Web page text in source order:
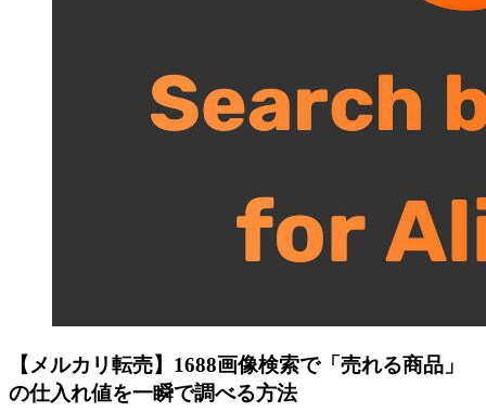
【メルカリ転売】1688画像検索で「売れる商品」
の仕入れ値を一瞬で調べる方法